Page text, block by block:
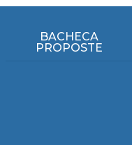
BACHECA
PROPOSTE